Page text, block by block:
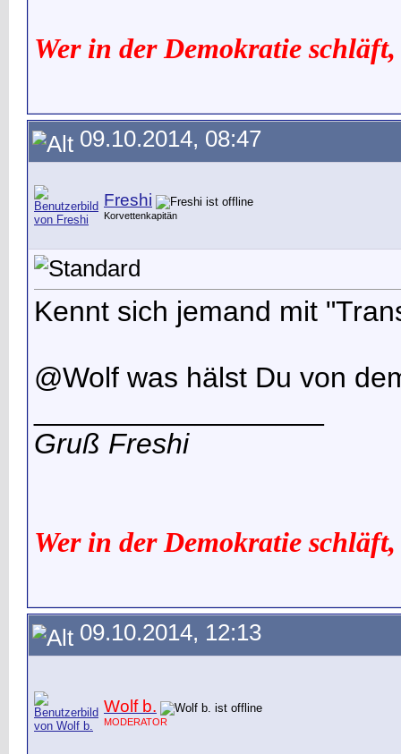
Wer in der Demokratie
09.10.2014, 08:47
Freshi
Korvettenkapitän
Kennt sich jemand mit
@Wolf was hälst Du von
Gruß Freshi
Wer in der Demokratie
09.10.2014, 12:13
Wolf b.
MODERATOR